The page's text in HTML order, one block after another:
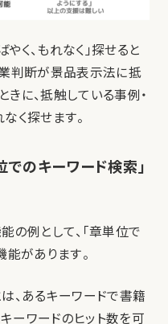
く、もれなく」探せると
業判断が景品表示法に抵
に、抵触している事例・
く探せます。
のキーワード検索」
の例として、「章単位で
能があります。
、あるキーワードで書籍
ーワードのヒット数を可